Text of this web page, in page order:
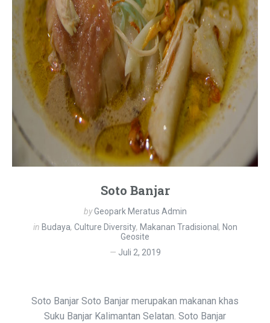
Soto Banjar
byGeopark Meratus Admin
in Budaya, Culture Diversity, Makanan Tradisional , Non
Geosite
Juli 2, 2019
Soto Banjar Soto Banjar merupakan makanan khas
Suku Banjar Kalimantan Selatan. Soto Banjar